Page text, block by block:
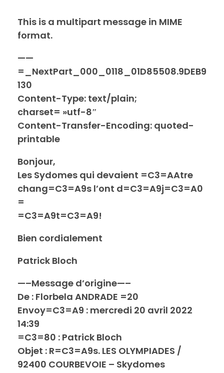
This is a multipart message in MIME
format.
——
=_NextPart_000_0118_01D85508.9DEB9
130
Content-Type: text/plain;
charset= »utf-8″
Content-Transfer-Encoding: quoted-
printable
Bonjour,
Les Sydomes qui devaient =C3=AAtre
chang=C3=A9s l’ont d=C3=A9j=C3=A0
=
=C3=A9t=C3=A9!
Bien cordialement
Patrick Bloch
—–Message d’origine—–
De : Florbela ANDRADE =20
Envoy=C3=A9 : mercredi 20 avril 2022
14:39
=C3=80 : Patrick Bloch
Objet : R=C3=A9s. LES OLYMPIADES /
92400 COURBEVOIE – Skydomes